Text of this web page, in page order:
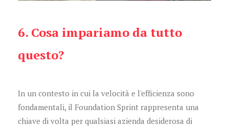
6. Cosa impariamo da tutto
questo?
In un contesto in cui la velocità e l'efficienza sono
fondamentali, il Foundation Sprint rappresenta una
chiave di volta per qualsiasi azienda desiderosa di